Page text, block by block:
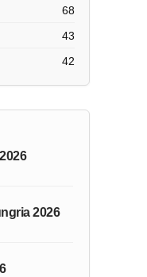
68
43
42
2026